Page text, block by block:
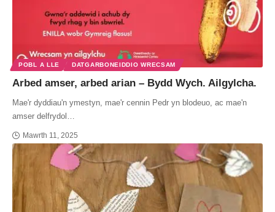
POBL A LLE DATGARBONEIDDIO WRECSAM
Arbed amser, arbed arian – Bydd Wych. Ailgylcha.
Mae'r dyddiau'n ymestyn, mae'r cennin Pedr yn blodeuo, ac mae'n
amser delfrydol…
Mawrth 11, 2025